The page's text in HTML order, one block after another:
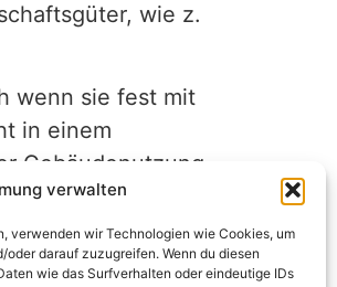
verwalten
verwenden wir Technologien wie Cookies, um
darauf zuzugreifen. Wenn du diesen
wie das Surfverhalten oder eindeutige IDs
wie z.
wenn sie fest mit
in einem
Gebäudenutzung
steht.
in ein Gebäude